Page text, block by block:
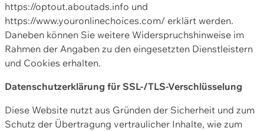
https://optout.aboutads.info und
https://www.youronlinechoices.com/ erklärt werden.
Daneben können Sie weitere Widerspruchshinweise im
Rahmen der Angaben zu den eingesetzten Dienstleistern
und Cookies erhalten.
Datenschutzerklärung für SSL-/TLS-Verschlüsselung
Diese Website nutzt aus Gründen der Sicherheit und zum
Schutz der Übertragung vertraulicher Inhalte, wie zum